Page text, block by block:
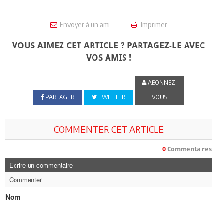
Envoyer à un ami Imprimer
VOUS AIMEZ CET ARTICLE ? PARTAGEZ-LE AVEC
VOS AMIS !
PARTAGER TWEETER
ABONNEZ-
VOUS
COMMENTER CET ARTICLE
0 Commentaires
Ecrire un commentaire
Commenter
Nom